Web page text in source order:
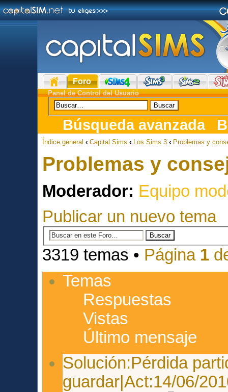
Foro
Panel de Control del Usuario
Búsqueda avanzada
Índice general ‹ Capital Sims ‹ Los Sims 3 ‹ Problemas y
Problemas y
Moderador: Equipo
Publicar un nuevo tema
3319 temas • Página 1
Temas
Respuestas
Vistas
Último mensaje
Solución:Pérdida
guardar|Act:14/06/